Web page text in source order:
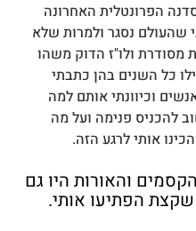
הפרונטלית האחרונה
שהעולם נסגר ולמרות שלא
מסודרת ולו"ז הדוק משהו
כל השנים בהן כתבתי
וכיוונתי אותם למה
להכניס פנימה ועל מה
אותי לרגע הזה.
והאורות היו גם
שקצת הפתיעו אותי.